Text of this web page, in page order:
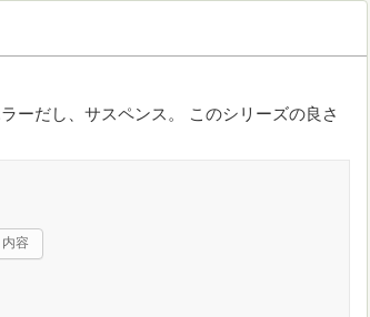
ーだし、サスペンス。 このシリーズの良さ
容